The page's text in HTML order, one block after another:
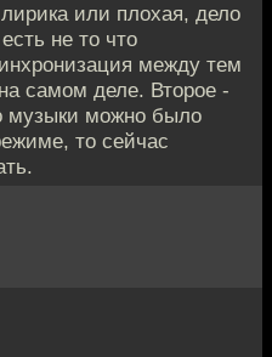
или плохая, дело
не то что
между тем
самом деле. Второе -
музыки можно было
то сейчас